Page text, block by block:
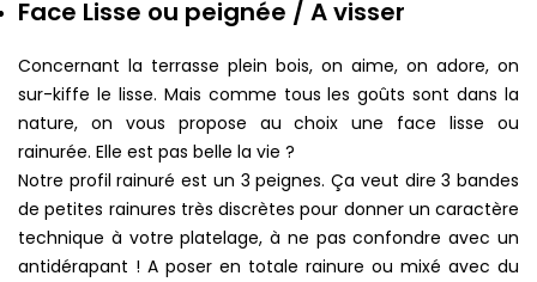
Face Lisse ou peignée / A visser
Concernant la terrasse plein bois, on aime, on adore, on
sur-kiffe le lisse. Mais comme tous les goûts sont dans la
nature, on vous propose au choix une face lisse ou
rainurée. Elle est pas belle la vie ?
Notre profil rainuré est un 3 peignes. Ça veut dire 3 bandes
de petites rainures très discrètes pour donner un caractère
technique à votre platelage, à ne pas confondre avec un
antidérapant ! A poser en totale rainure ou mixé avec du